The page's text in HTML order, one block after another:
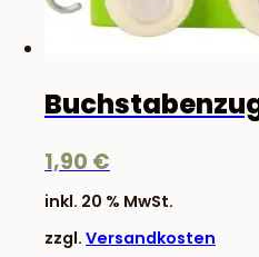
1,90 €
inkl. 20 % MwSt.
zzgl. Versandkosten